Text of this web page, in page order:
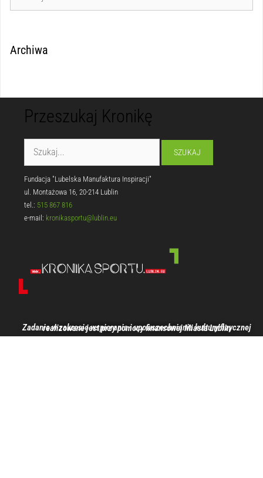
Archiwa
Przeszukaj Kronikę
Fundacja "Lubelska Manufaktura Inspiracji"
ul. Montażowa 16, 20-214 Lublin
tel.: 515 867 816
e-mail: kronikasportu@lublin.eu
Zadanie w zakresie wspierania i upowszechniania kultury fizycznej realizowane jest przy pomocy finansowej Miasta Lublin